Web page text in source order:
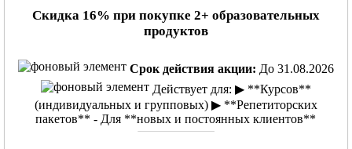
Скидка 16% при покупке 2+ образовательных
продуктов
Срок действия акции: До 31.08.2026
Действует для: ▶ **Курсов**
(индивидуальных и групповых) ▶ **Репетиторских
пакетов** - Для **новых и постоянных клиентов**